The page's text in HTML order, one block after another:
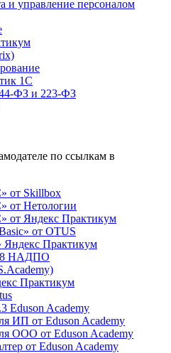
и управление персоналом
1С
и 223‑ФЗ
по ссылкам в
от Skillbox
от Нетологии
от Яндекс Практикум
от OTUS
Яндекс Практикум
8 НАДПО
Практикум
Eduson Academy
ИП от Eduson Academy
ООО от Eduson Academy
от Eduson Academy